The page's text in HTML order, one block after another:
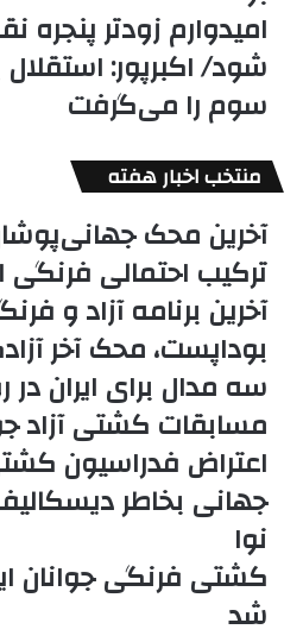
امیدوارم زودتر پنجره
شود/ اکبرپور:
سوم را می‌گرفت
منتخب اخبار هفته
آخرین محک
ترکیب احتمالی فرنگی
آخرین برنامه آزاد و
بوداپست، محک آخر
سه مدال برای ایران
مسابقات کشتی آزاد
اعتراض فدراسیون
جهانی بخاطر
نوا
کشتی فرنگی جوانان
شد